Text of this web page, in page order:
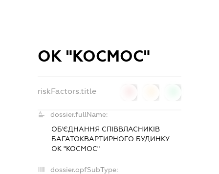
ОК "КОСМОС"
riskFactors.title
dossier.fullName:
ОБ'ЄДНАННЯ СПІВВЛАСНИКІВ
БАГАТОКВАРТИРНОГО БУДИНКУ
ОК "КОСМОС"
dossier.opfSubType: